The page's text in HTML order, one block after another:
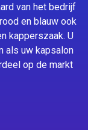
van het bedrijf
en blauw ook
kapperszaak. U
als uw kapsalon
op de markt